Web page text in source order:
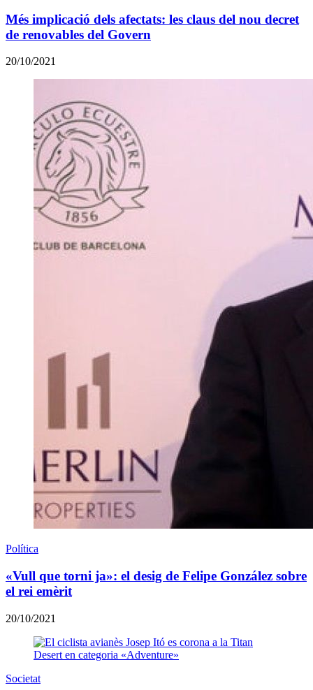
Més implicació dels afectats: les claus del nou decret
de renovables del Govern
20/10/2021
Política
«Vull que torni ja»: el desig de Felipe González sobre
el rei emèrit
20/10/2021
Societat